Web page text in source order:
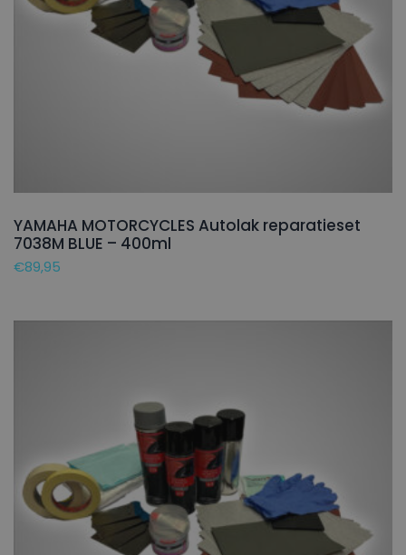
YAMAHA MOTORCYCLES Autolak reparatieset
7038M BLUE – 400ml
€89,95